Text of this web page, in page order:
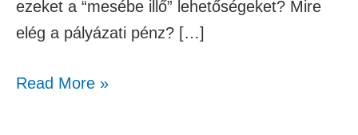
ezeket a “mesébe illő” lehetőségeket? Mire
elég a pályázati pénz? […]
Read More »